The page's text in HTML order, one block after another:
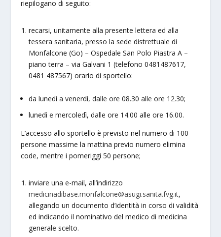
riepilogano di seguito:
recarsi, unitamente alla presente lettera ed alla
tessera sanitaria, presso la sede distrettuale di
Monfalcone (Go) – Ospedale San Polo Piastra A –
piano terra – via Galvani 1 (telefono 0481487617,
0481 487567) orario di sportello:
da lunedì a venerdì, dalle ore 08.30 alle ore 12.30;
lunedì e mercoledì, dalle ore 14.00 alle ore 16.00.
L’accesso allo sportello è previsto nel numero di 100
persone massime la mattina previo numero elimina
code, mentre i pomeriggi 50 persone;
inviare una e-mail, all’indirizzo
medicinadibase.monfalcone@asugi.sanita.fvg.it,
allegando un documento d’identità in corso di validità
ed indicando il nominativo del medico di medicina
generale scelto.